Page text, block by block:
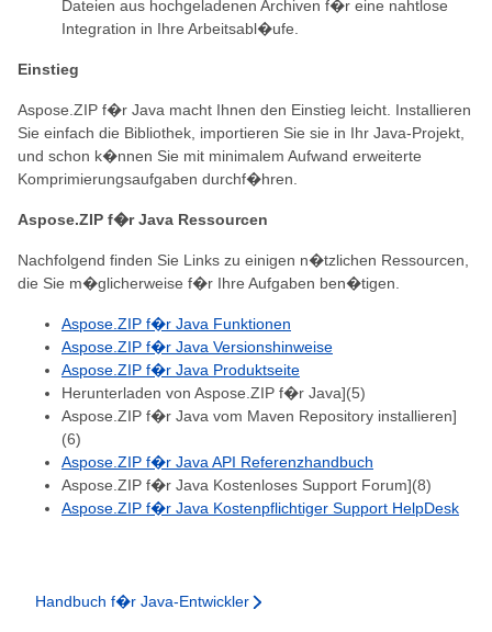
Dateien aus hochgeladenen Archiven f�r eine nahtlose
Integration in Ihre Arbeitsabl�ufe.
Einstieg
Aspose.ZIP f�r Java macht Ihnen den Einstieg leicht. Installieren
Sie einfach die Bibliothek, importieren Sie sie in Ihr Java-Projekt,
und schon k�nnen Sie mit minimalem Aufwand erweiterte
Komprimierungsaufgaben durchf�hren.
Aspose.ZIP f�r Java Ressourcen
Nachfolgend finden Sie Links zu einigen n�tzlichen Ressourcen,
die Sie m�glicherweise f�r Ihre Aufgaben ben�tigen.
Aspose.ZIP f�r Java Funktionen
Aspose.ZIP f�r Java Versionshinweise
Aspose.ZIP f�r Java Produktseite
Herunterladen von Aspose.ZIP f�r Java](5)
Aspose.ZIP f�r Java vom Maven Repository installieren]
(6)
Aspose.ZIP f�r Java API Referenzhandbuch
Aspose.ZIP f�r Java Kostenloses Support Forum](8)
Aspose.ZIP f�r Java Kostenpflichtiger Support HelpDesk
Handbuch f�r Java-Entwickler